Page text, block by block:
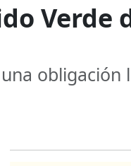
Verde
obligación